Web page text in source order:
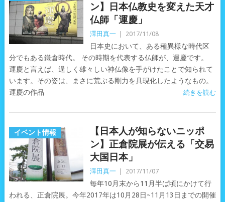
ン】日本仏教史を変えた天才
仏師「運慶」
澤田真一 2017/11/08
日本史において、ある種異様な時代区
分でもある鎌倉時代。 その時期を代表する仏師が、運慶です。
運慶と言えば、逞しく雄々しい神仏像を手がけたことで知られて
います。その姿は、まさに荒ぶる剛力を具現化したようなもの。
運慶の作品
続きを読む
イベント情報
【日本人が知らないニッポ
ン】正倉院展が伝える「交易
大国日本」
澤田真一 2017/11/07
毎年10月末から11月半ば頃にかけて行
われる、正倉院展。今年2017年は10月28日~11月13日までの開催